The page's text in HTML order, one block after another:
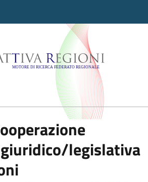
Regioni -
legislativa